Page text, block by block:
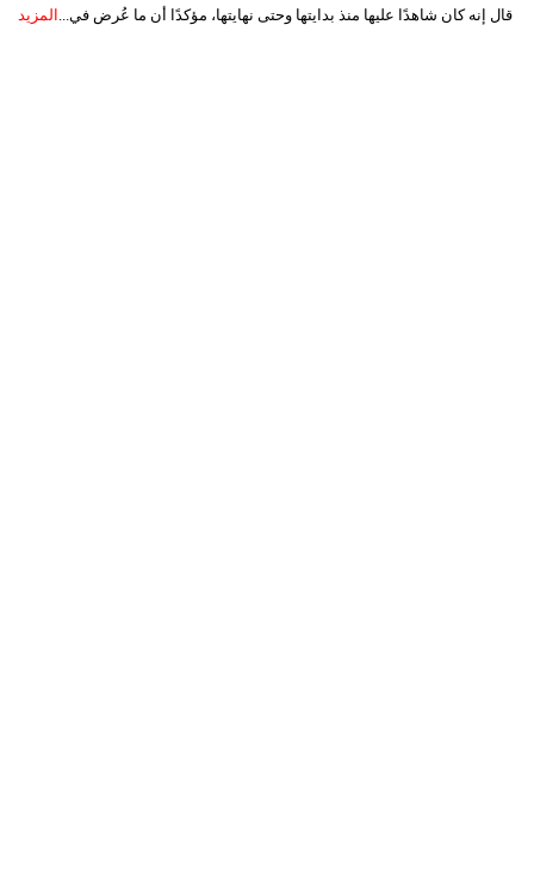
قال إنه كان شاهدًا عليها منذ بدايتها وحتى نهايتها، مؤكدًا أن ما عُرض في... المزيد